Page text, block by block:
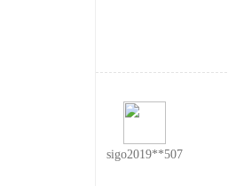
sigo2019**507